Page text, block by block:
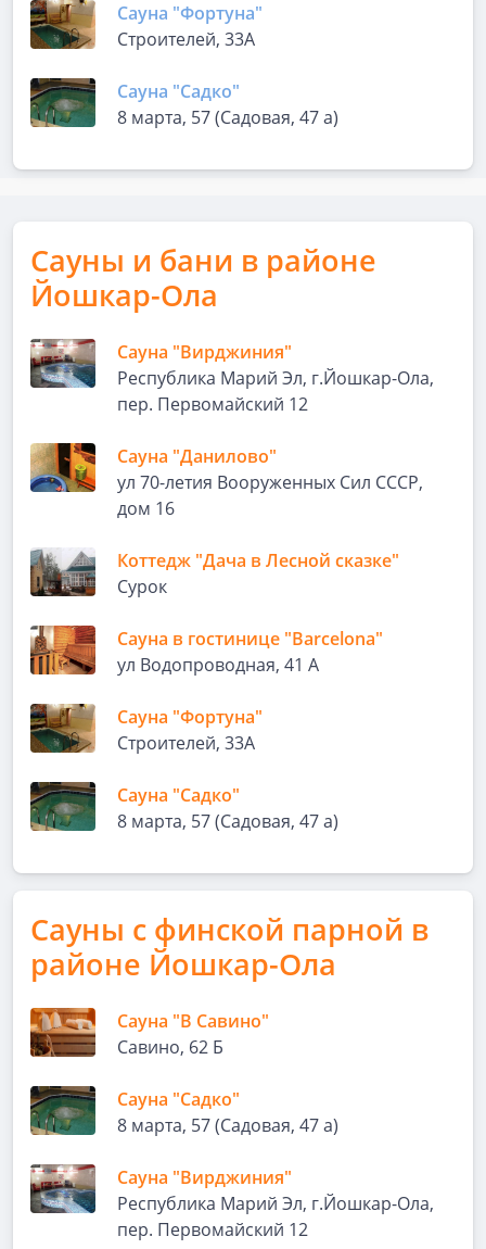
Сауна "Фортуна"
Строителей, 33А
Сауна "Садко"
8 марта, 57 (Садовая, 47 а)
Сауны и бани в районе
Йошкар-Ола
Сауна "Вирджиния"
Республика Марий Эл, г.Йошкар-Ола,
пер. Первомайский 12
Сауна "Данилово"
ул 70-летия Вооруженных Сил СССР,
дом 16
Коттедж "Дача в Лесной сказке"
Сурок
Сауна в гостинице "Barcelona"
ул Водопроводная, 41 А
Сауна "Фортуна"
Строителей, 33А
Сауна "Садко"
8 марта, 57 (Садовая, 47 а)
Сауны с финской парной в
районе Йошкар-Ола
Сауна "В Савино"
Савино, 62 Б
Сауна "Садко"
8 марта, 57 (Садовая, 47 а)
Сауна "Вирджиния"
Республика Марий Эл, г.Йошкар-Ола,
пер. Первомайский 12